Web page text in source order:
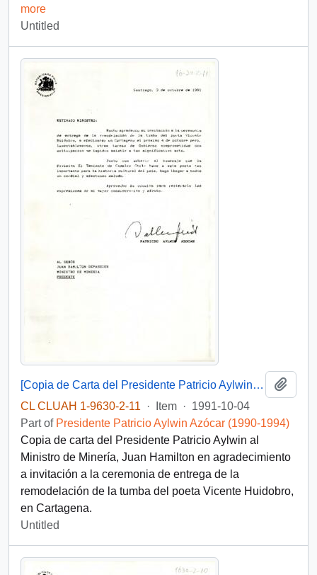
more
Untitled
[Copia de Carta del Presidente Patricio Aylwin al Ministro de Minería, Juan Hamilton]
CL CLUAH 1-9630-2-11
· Item · 1991-10-04
Part of Presidente Patricio Aylwin Azócar (1990-1994)
Copia de carta del Presidente Patricio Aylwin al
Ministro de Minería, Juan Hamilton en agradecimiento
a invitación a la ceremonia de entrega de la
remodelación de la tumba del poeta Vicente Huidobro,
en Cartagena.
Untitled